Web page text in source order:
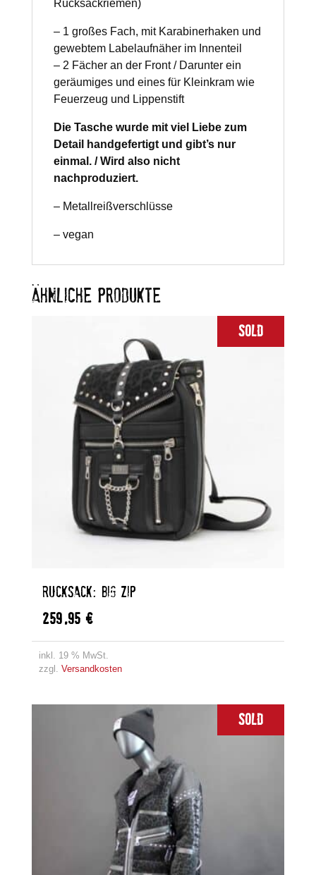
Rucksackriemen)
– 1 großes Fach, mit Karabinerhaken und
gewebtem Labelaufnäher im Innenteil
– 2 Fächer an der Front / Darunter ein
geräumiges und eines für Kleinkram wie
Feuerzeug und Lippenstift
Die Tasche wurde mit viel Liebe zum
Detail handgefertigt und gibt’s nur
einmal. / Wird also nicht
nachproduziert.
– Metallreißverschlüsse
– vegan
ÄHNLICHE PRODUKTE
Sold
RUCKSACK: BIG ZIP
259,95 €
inkl. 19 % MwSt.
zzgl. Versandkosten
Sold